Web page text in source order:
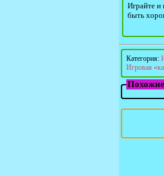
Играйте и
быть
Категория:
Игровая